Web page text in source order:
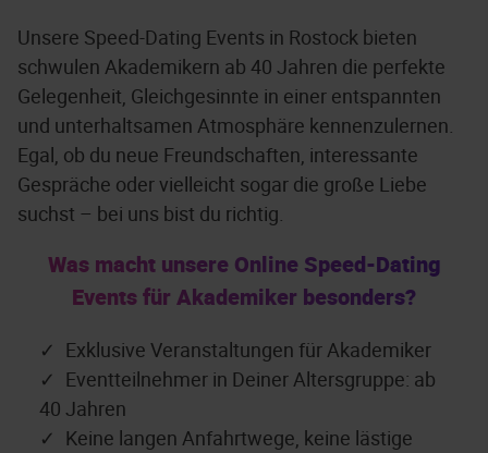
Unsere Speed-Dating Events in Rostock bieten
schwulen Akademikern ab 40 Jahren die perfekte
Gelegenheit, Gleichgesinnte in einer entspannten
und unterhaltsamen Atmosphäre kennenzulernen.
Egal, ob du neue Freundschaften, interessante
Gespräche oder vielleicht sogar die große Liebe
suchst – bei uns bist du richtig.
Was macht unsere Online Speed-Dating
Events für Akademiker besonders?
Exklusive Veranstaltungen für Akademiker
Eventteilnehmer in Deiner Altersgruppe: ab
40 Jahren
Keine langen Anfahrtwege, keine lästige